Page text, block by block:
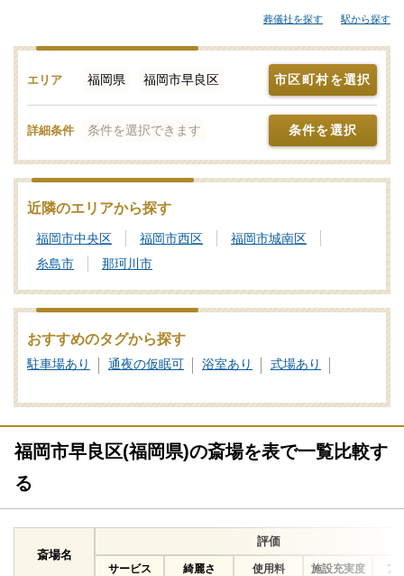
なが選んだお葬式」では、斎場やセレモニーホールを調査。それ
ぞれの機能や評価などをご覧いただき、申込みの流れなど、ご不
明点があれば、些細と思われることでも遠慮なくお電話でご相談
ください。家族葬や一日葬、火葬式をどこで行うのがよいか？そ
の選び方や段取りの仕方をはじめ、式場・火葬場の手配までを含
めてサポートいたします。福岡市早良区で利用者が多い式場・火
設予約や空き日程の確認・利用状況などのお問合せも承りますの
で、まずはご相談ください。写真を見ながら場所の雰囲気や価格
相場を近隣の斎場・葬儀場とで比較したり、新設セレモニーホー
ルなどの最新情報をチェックしたりなどの情報収集を行って福岡
市早良区の最適な斎場・葬儀場をご確認ください。
葬儀と葬式、告別式の違いとは？葬儀の意味、費用相場や流れ
も解説
家族葬の基礎知識｜費用や流れ、メリットと注意点について
葬儀社を探す 駅から探す
エリア 福岡県 福岡市早良区 市区町村を選択
詳細条件 条件を選択できます 条件を選択
近隣のエリアから探す
福岡市中央区 福岡市西区
福岡市城南区
糸島市
那珂川市
おすすめのタグから探す
駐車場あり 通夜の仮眠可 浴室あり 式場あり
福岡市早良区(福岡県)の斎場を表で一覧比較す
る
斎場名
評価
サービス 綺麗さ 使用料 施設充実度 ア